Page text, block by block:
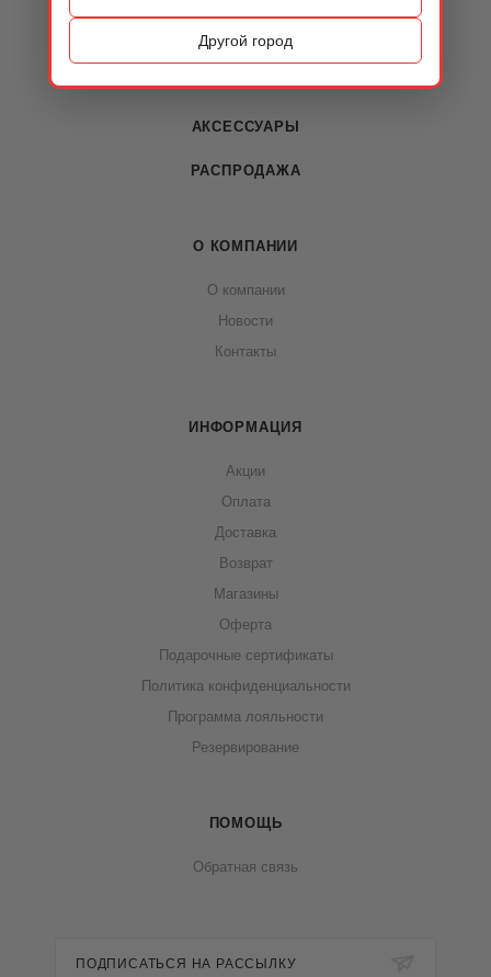
Другой город
ОБУВЬ
СУМКИ
АКСЕССУАРЫ
РАСПРОДАЖА
О КОМПАНИИ
О компании
Новости
Контакты
ИНФОРМАЦИЯ
Акции
Оплата
Доставка
Возврат
Магазины
Оферта
Подарочные сертификаты
Политика конфиденциальности
Программа лояльности
Резервирование
ПОМОЩЬ
Обратная связь
ПОДПИСАТЬСЯ НА РАССЫЛКУ